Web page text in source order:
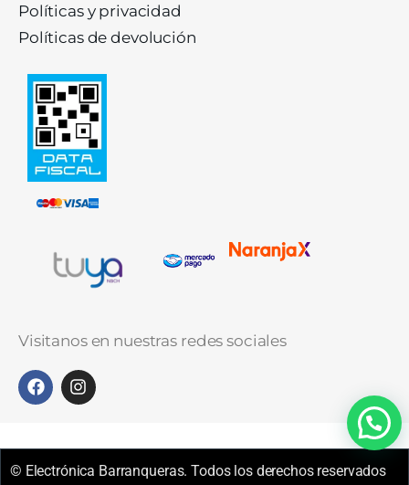
Políticas y privacidad
Políticas de devolución
Visitanos en nuestras redes sociales
© Electrónica Barranqueras. Todos los derechos reservados